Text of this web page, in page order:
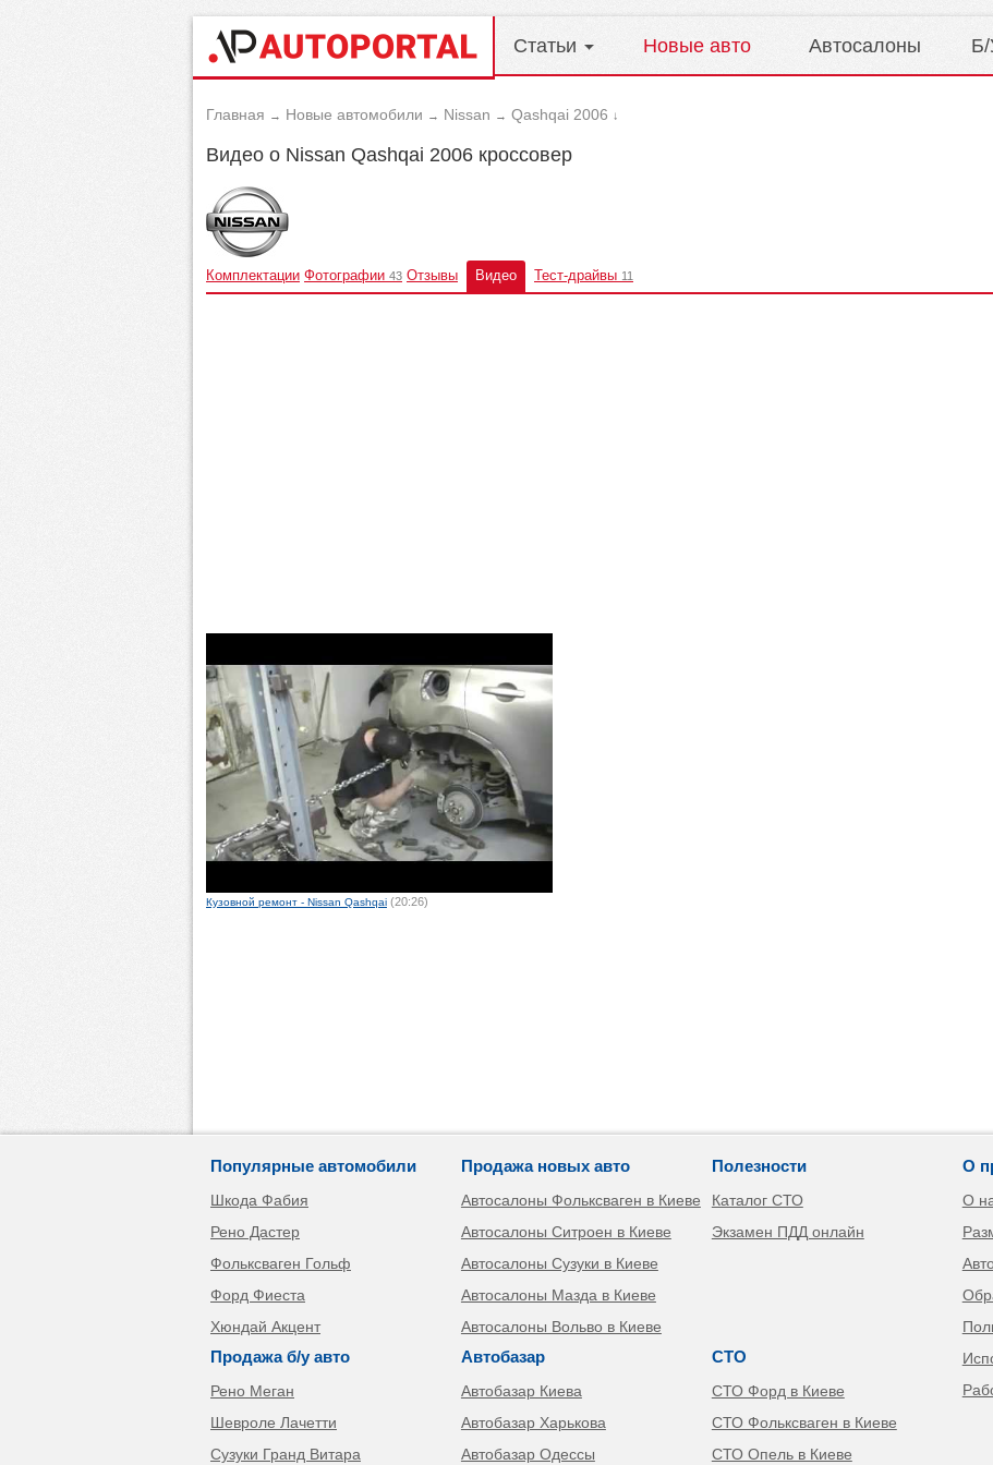
Статьи Новые авто Автосалоны Б/
Главная → Новые автомобили → Nissan → Qashqai 2006 ↓
Видео о Nissan Qashqai 2006 кроссовер
Комплектации Фотографии 43 Отзывы Видео Тест-драйвы 11
Кузовной ремонт - Nissan Qashqai (20:26)
Популярные автомобили
Шкода Фабия
Рено Дастер
Фольксваген Гольф
Форд Фиеста
Хюндай Акцент
Продажа б/у авто
Рено Меган
Шевроле Лачетти
Сузуки Гранд Витара
Продажа новых авто
Автосалоны Фольксваген в Киеве
Автосалоны Ситроен в Киеве
Автосалоны Сузуки в Киеве
Автосалоны Мазда в Киеве
Автосалоны Вольво в Киеве
Автобазар
Автобазар Киева
Автобазар Харькова
Автобазар Одессы
Полезности
Каталог СТО
Экзамен ПДД онлайн
СТО
СТО Форд в Киеве
СТО Фольксваген в Киеве
СТО Опель в Киеве
О
О